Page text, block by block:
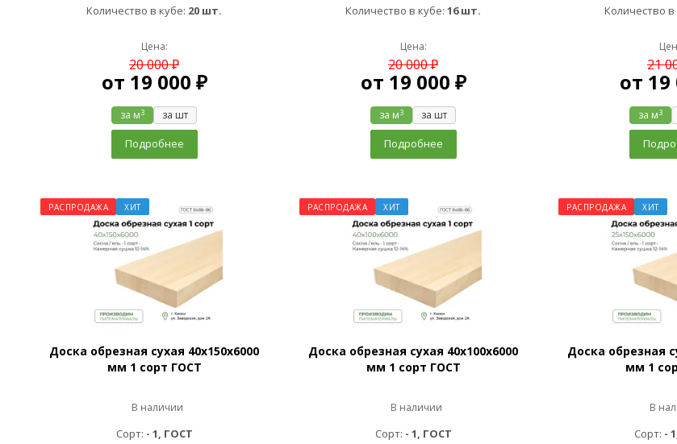
Количество в кубе: 20 шт.
Цена:
20 000 ₽
от 19 000 ₽
за м3 за шт
Подробнее
Количество в кубе: 16 шт.
Цена:
20 000 ₽
от 19 000 ₽
за м3 за шт
Подробнее
Количество в
21
от 19
за м3
РАСПРОДАЖА ХИТ
Доска обрезная сухая 40х150х6000
мм 1 сорт ГОСТ
В наличии
Сорт: - 1, ГОСТ
РАСПРОДАЖА ХИТ
Доска обрезная сухая 40х100х6000
мм 1 сорт ГОСТ
В наличии
Сорт: - 1, ГОСТ
РАСПРОДАЖА ХИТ
Доска обрезная
мм 1
В
Сорт: -